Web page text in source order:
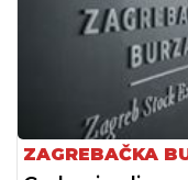
ZAGREBAČKA